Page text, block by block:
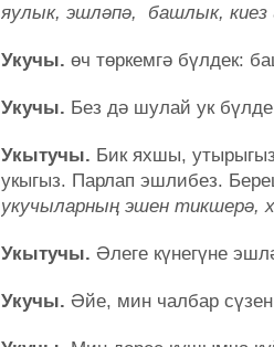
яулык, эшләпә, башлык, киез
Укучы. өч төркемгә бүлдек:
Укучы. Без дә шулай ук
Укытучы. Бик яхшы,
укыгыз. Парлап эшлибез.
укучыларның эшен тикшерә,
Укытучы. Әлеге күнегүне
Укучы. Әйе, мин чалбар